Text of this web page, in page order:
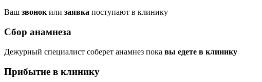
Ваш звонокили заявка поступают в клинику
Сбор анамнеза
Дежурный специалист соберет анамнез пока вы едете в клинику
Прибытие в клинику